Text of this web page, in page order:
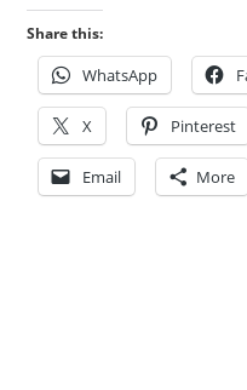
Share this:
WhatsApp
X Pinterest
Email More